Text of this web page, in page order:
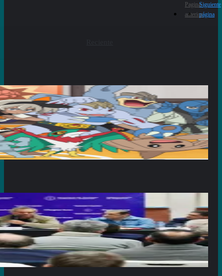
Pagina
anterior
Siguiente
página